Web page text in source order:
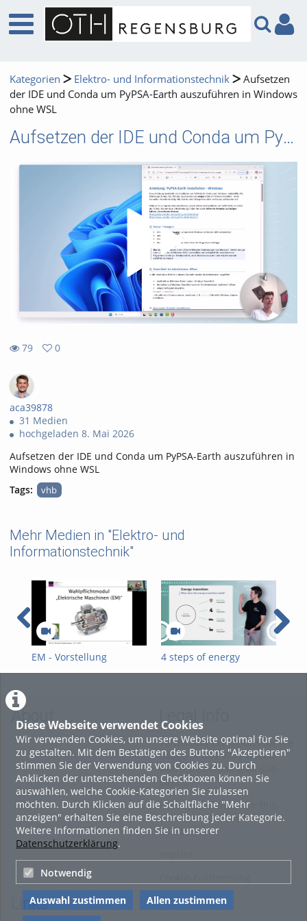
Diese Webseite verwendet Cookies
Wir verwenden Cookies, um unsere Website optimal für Sie
zu gestalten. Mit dem Bestätigen des Buttons "Akzeptieren"
stimmen Sie der Verwendung von Cookies zu. Durch
Anklicken der untenstehenden Checkboxen können Sie
auswählen, welche Cookie-Kategorien Sie zulassen
möchten. Durch Klicken auf die Schaltfläche "Mehr
anzeigen" erhalten Sie eine Beschreibung jeder Kategorie.
Weitere Informationen finden Sie in unserer
Datenschutzerklärung.
Notwendig
Auswahl zustimmen
Allen zustimmen
Kategorien Elektro- und Informationstechnik
Aufsetzen
der IDE und Conda um PyPSA-Earth auszuführen in Windows
ohne WSL
Aufsetzen der IDE und Conda um PyPSA-Earth auszuführen in Windows ohne WSL
79
views
0
favorites
aca39878
31 Medien
hochgeladen 8. Mai 2026
Aufsetzen der IDE und Conda um PyPSA-Earth auszuführen in
Windows ohne WSL
Tags:
vhb
Mehr Medien in "Elektro- und
Informationstechnik"
EM - Vorstellung
4 steps of energy
transition
About Legal Info
Terms and Conditions for the
Usage of this ViMP based
website (including all sub-
pages)
Privacy Statement for this
ViMP based Website incl.
Sub-pages
Links